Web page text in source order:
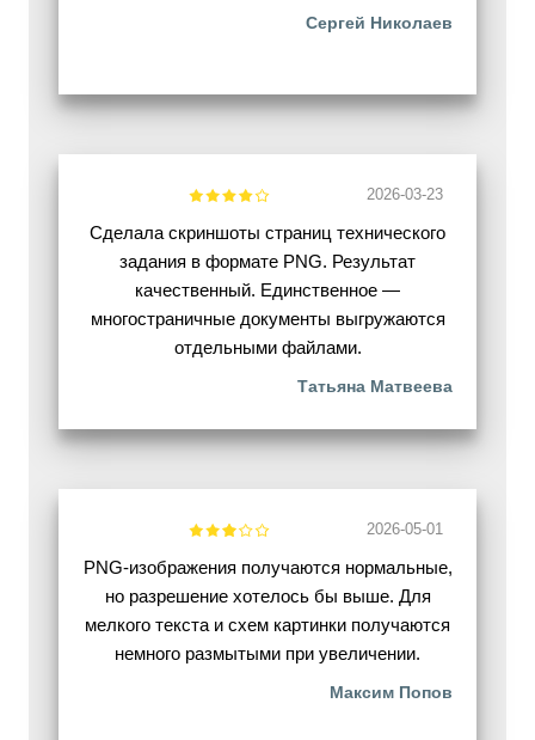
Сергей Николаев
2026-03-23
Сделала скриншоты страниц технического
задания в формате PNG. Результат
качественный. Единственное —
многостраничные документы выгружаются
отдельными файлами.
Татьяна Матвеева
2026-05-01
PNG-изображения получаются нормальные,
но разрешение хотелось бы выше. Для
мелкого текста и схем картинки получаются
немного размытыми при увеличении.
Максим Попов